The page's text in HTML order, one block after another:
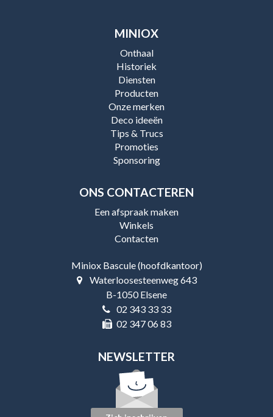
MINIOX
Onthaal
Historiek
Diensten
Producten
Onze merken
Deco ideeën
Tips & Trucs
Promoties
Sponsoring
ONS CONTACTEREN
Een afspraak maken
Winkels
Contacten
Miniox Bascule (hoofdkantoor)
Waterloosesteenweg 643
B-1050 Elsene
02 343 33 33
02 347 06 83
NEWSLETTER